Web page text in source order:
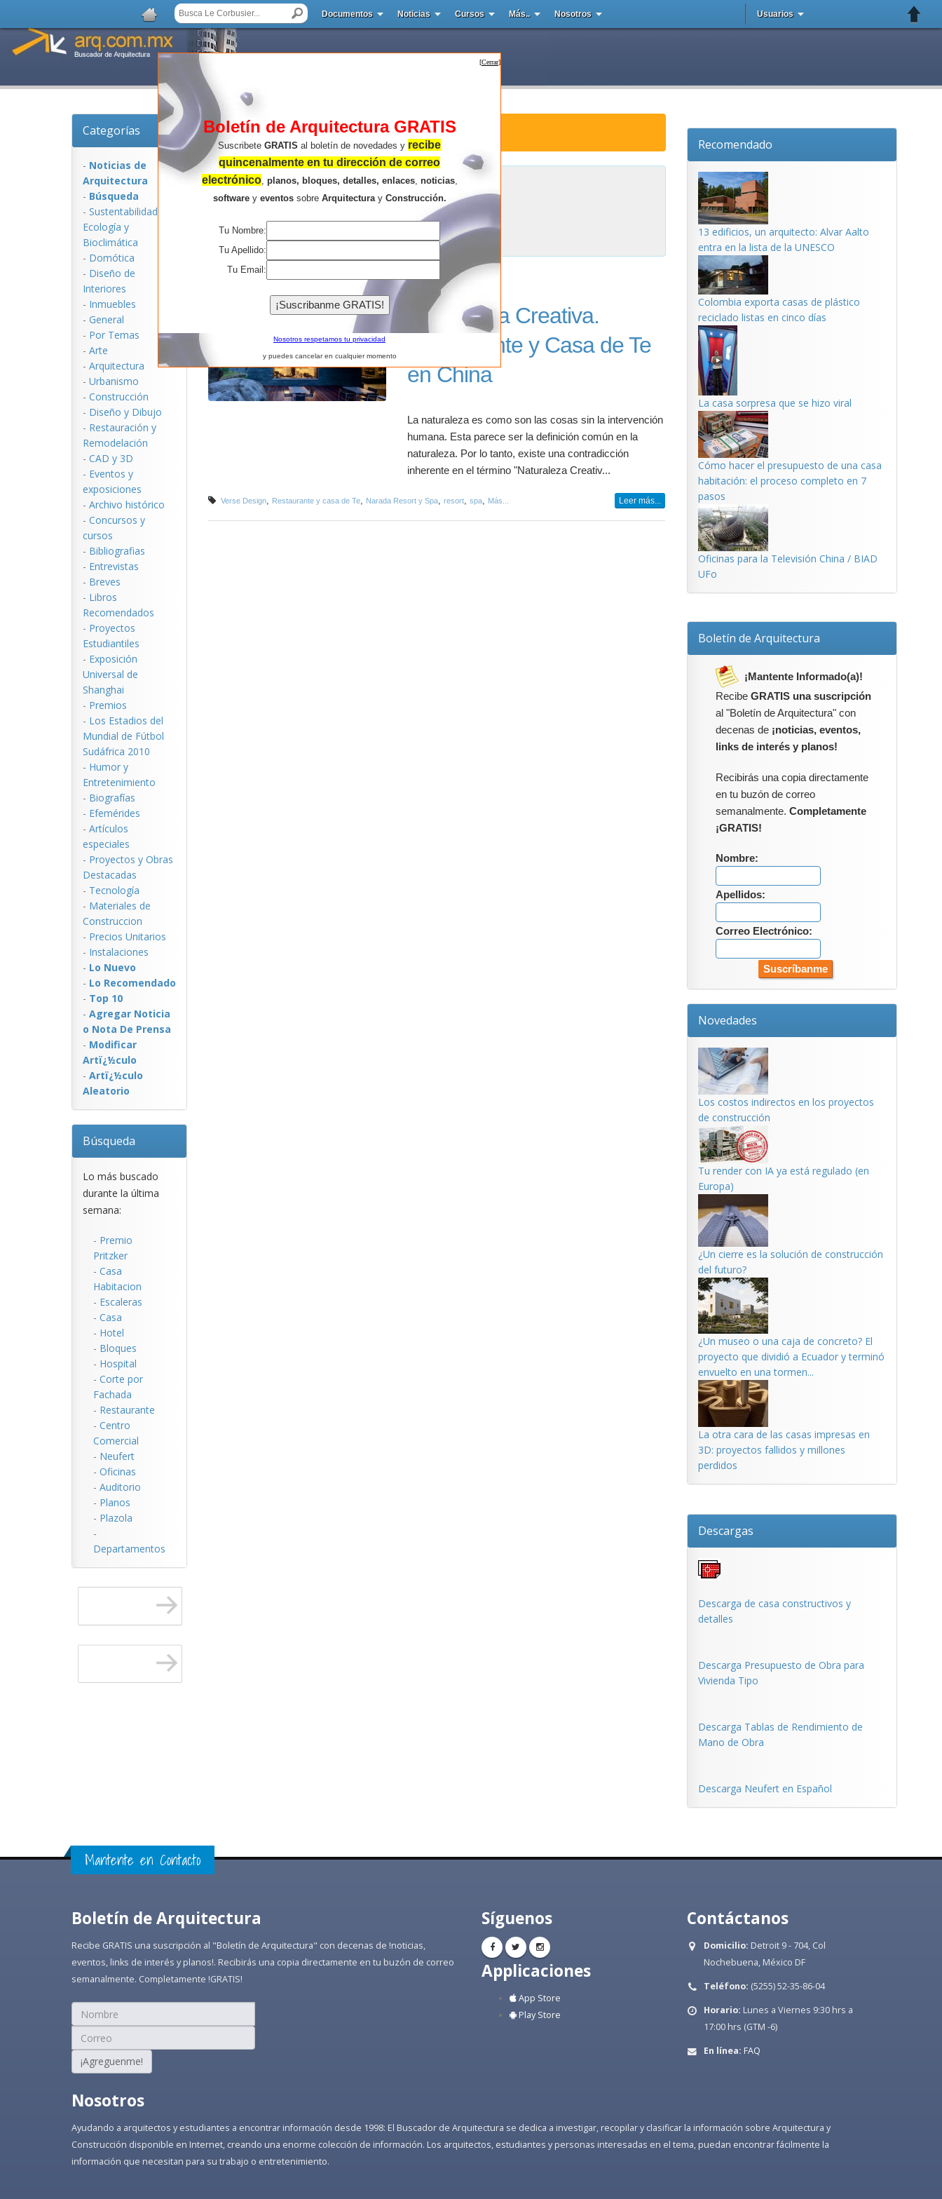
Documentos Noticias Cursos Más.. Nosotros Usuarios
Categorías
- Noticias de
Arquitectura
- Búsqueda
- Sustentabilidad,
Ecologí­a y
Bioclimática
- Domótica
- Diseño de
Interiores
- Inmuebles
- General
- Por Temas
- Arte
- Arquitectura
- Urbanismo
- Construcción
- Diseño y Dibujo
- Restauración y
Remodelación
- CAD y 3D
- Eventos y
exposiciones
- Archivo histórico
- Concursos y
cursos
- Bibliografias
- Entrevistas
- Breves
- Libros
Recomendados
- Proyectos
Estudiantiles
- Exposición
Universal de
Shanghai
- Premios
- Los Estadios del
Mundial de Fútbol
Sudáfrica 2010
- Humor y
Entretenimiento
- Biografías
- Efemérides
- Artículos
especiales
- Proyectos y Obras
Destacadas
- Tecnología
- Materiales de
Construccion
- Precios Unitarios
- Instalaciones
- Lo Nuevo
- Lo Recomendado
- Top 10
- Agregar Noticia
o Nota De Prensa
- Modificar
Artï¿½culo
- Artï¿½culo
Aleatorio
Búsqueda
Lo más buscado
durante la última
semana:
- Premio
Pritzker
- Casa
Habitacion
- Escaleras
- Casa
- Hotel
- Bloques
- Hospital
- Corte por
Fachada
- Restaurante
- Centro
Comercial
- Neufert
- Oficinas
- Auditorio
- Planos
- Plazola
-
Departamentos
Noticias de Arquitectura : Verse Design
Verse Design
Resultados de la búsqueda .
Naturaleza Creativa.
Restaurante y Casa de Te
en China
La naturaleza es como son las cosas sin la intervención
humana. Esta parece ser la definición común en la
naturaleza. Por lo tanto, existe una contradicción
inherente en el término "Naturaleza Creativ...
Verse Design, Restaurante y casa de Te, Narada Resort y Spa, resort, spa, Más... Leer más...
Recomendado
13 edificios, un arquitecto: Alvar Aalto
entra en la lista de la UNESCO
Colombia exporta casas de plástico
reciclado listas en cinco días
La casa sorpresa que se hizo viral
Cómo hacer el presupuesto de una casa
habitación: el proceso completo en 7
pasos
Oficinas para la Televisión China / BIAD
UFo
Boletín de Arquitectura
¡Mantente Informado(a)!
Recibe GRATIS una suscripción
al "Boletín de Arquitectura" con
decenas de ¡noticias, eventos,
links de interés y planos!
Recibirás una copia directamente
en tu buzón de correo
semanalmente. Completamente
¡GRATIS!
Nombre:
Apellidos:
Correo Electrónico:
Novedades
Los costos indirectos en los proyectos
de construcción
Tu render con IA ya está regulado (en
Europa)
¿Un cierre es la solución de construcción
del futuro?
¿Un museo o una caja de concreto? El
proyecto que dividió a Ecuador y terminó
envuelto en una tormen...
La otra cara de las casas impresas en
3D: proyectos fallidos y millones
perdidos
Descargas
Descarga de casa constructivos y
detalles
Descarga Presupuesto de Obra para
Vivienda Tipo
Descarga Tablas de Rendimiento de
Mano de Obra
Descarga Neufert en Español
Mantente en Contacto
Boletín de Arquitectura
Recibe GRATIS una suscripción al "Boletín de Arquitectura" con decenas de !noticias,
eventos, links de interés y planos!. Recibirás una copia directamente en tu buzón de correo
semanalmente. Completamente !GRATIS!
¡Agreguenme!
Síguenos
Applicaciones
App Store
Play Store
Contáctanos
Domicilio: Detroit 9 - 704, Col
Nochebuena, México DF
Teléfono: (5255) 52-35-86-04
Horario: Lunes a Viernes 9:30 hrs a
17:00 hrs (GTM -6)
En línea: FAQ
Nosotros
Ayudando a arquitectos y estudiantes a encontrar información desde 1998: El Buscador de Arquitectura se dedica a investigar, recopilar y clasificar la información sobre Arquitectura y
Construcción disponible en Internet, creando una enorme colección de información. Los arquitectos, estudiantes y personas interesadas en el tema, puedan encontrar fácilmente la
información que necesitan para su trabajo o entretenimiento.
[Cerrar]
Boletín de Arquitectura GRATIS
Suscribete GRATIS al boletín de novedades y recibe
quincenalmente en tu dirección de correo
electrónico, planos, bloques, detalles, enlaces, noticias,
softwarey eventossobre Arquitecturay Construcción.
Tu Nombre:
Tu Apellido:
Tu Email:
Nosotros respetamos tu privacidad
y puedes cancelar en cualquier momento